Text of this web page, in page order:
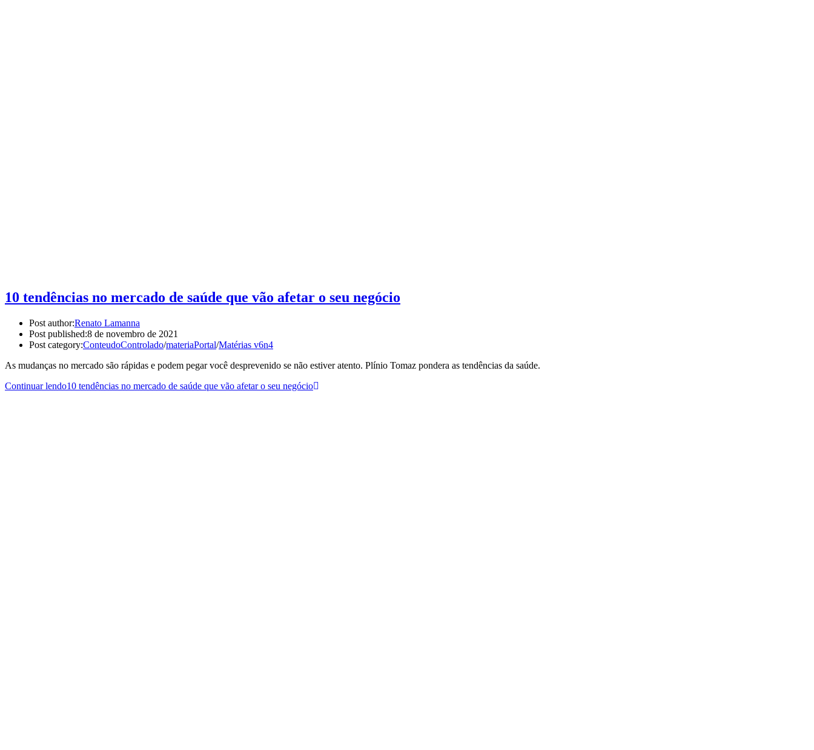
10 tendências no mercado de saúde que vão afetar o seu negócio
Post author:Renato Lamanna
Post published:8 de novembro de 2021
Post category:ConteudoControlado/materiaPortal/Matérias v6n4
As mudanças no mercado são rápidas e podem pegar você desprevenido se não estiver atento. Plínio Tomaz pondera as tendências da saúde.
Continuar lendo10 tendências no mercado de saúde que vão afetar o seu negócio